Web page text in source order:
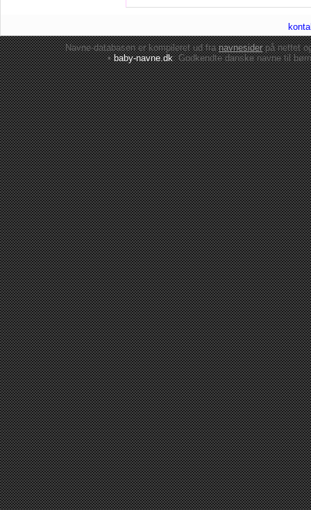
Navne-databasen er kompileret ud franavnesiderpå nettet
•baby-navne.dk: Godkendte danskenavne til børn